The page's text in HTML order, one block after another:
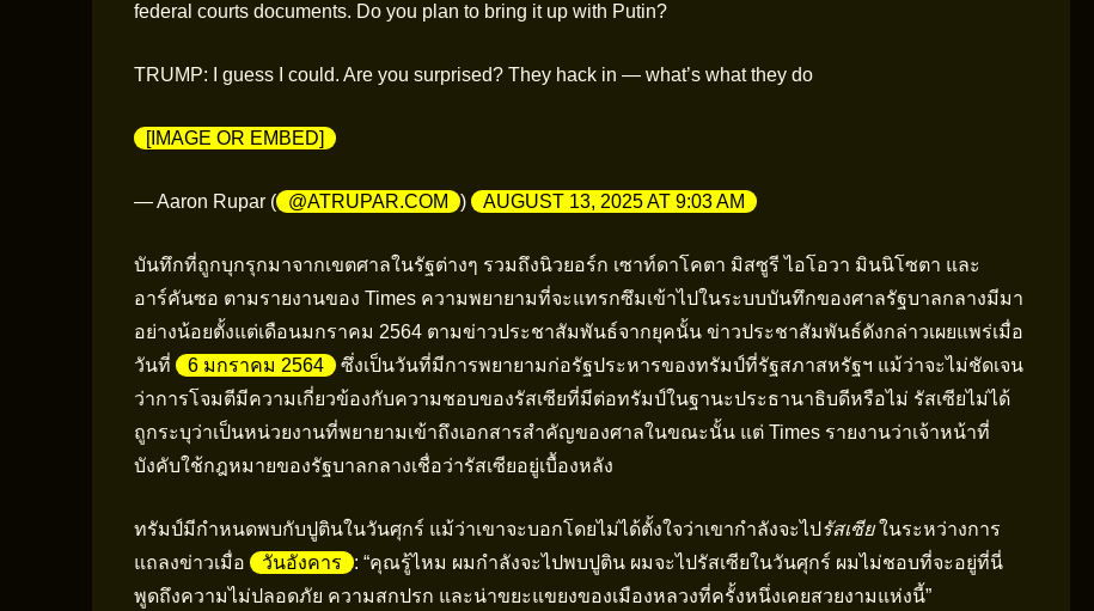
federal courts documents. Do you plan to bring it up with Putin?
TRUMP: I guess I could. Are you surprised? They hack in — what’s what they do
[IMAGE OR EMBED]
— Aaron Rupar ( @ATRUPAR.COM ) AUGUST 13, 2025 AT 9:03 AM
บันทึกที่ถูกบุกรุกมาจากเขตศาลในรัฐต่างๆ รวมถึงนิวยอร์ก เซาท์ดาโคตา มิสซูรี ไอโอวา มินนิโซตา และ
อาร์คันซอ ตามรายงานของ Times ความพยายามที่จะแทรกซึมเข้าไปในระบบบันทึกของศาลรัฐบาลกลางมีมา
อย่างน้อยตั้งแต่เดือนมกราคม 2564 ตามข่าวประชาสัมพันธ์จากยุคนั้น ข่าวประชาสัมพันธ์ดังกล่าวเผยแพร่เมื่อ
วันที่
6 มกราคม 2564
ซึ่งเป็นวันที่มีการพยายามก่อรัฐประหารของทรัมป์ที่รัฐสภาสหรัฐฯ แม้ว่าจะไม่ชัดเจน
ว่าการโจมตีมีความเกี่ยวข้องกับความชอบของรัสเซียที่มีต่อทรัมป์ในฐานะประธานาธิบดีหรือไม่ รัสเซียไม่ได้
ถูกระบุว่าเป็นหน่วยงานที่พยายามเข้าถึงเอกสารสำคัญของศาลในขณะนั้น แต่ Times รายงานว่าเจ้าหน้าที่
บังคับใช้กฎหมายของรัฐบาลกลางเชื่อว่ารัสเซียอยู่เบื้องหลัง
ทรัมป์มีกำหนดพบกับปูตินในวันศุกร์ แม้ว่าเขาจะบอกโดยไม่ได้ตั้งใจว่าเขากำลังจะไป รัสเซียในระหว่างการ
แถลงข่าวเมื่อ
วันอังคาร
: “คุณรู้ไหม ผมกำลังจะไปพบปูติน ผมจะไปรัสเซียในวันศุกร์ ผมไม่ชอบที่จะอยู่ที่นี่
พูดถึงความไม่ปลอดภัย ความสกปรก และน่าขยะแขยงของเมืองหลวงที่ครั้งหนึ่งเคยสวยงามแห่งนี้”